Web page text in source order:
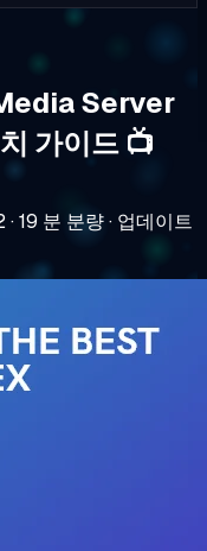
Server
가이드 📺
·19 분 분량· 업데이트